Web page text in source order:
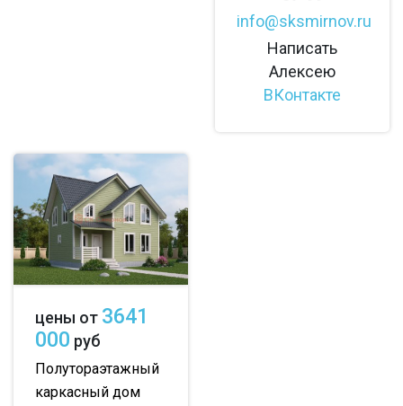
info@sksmirnov.ru
Написать
Алексею
ВКонтакте
цены от 3641
000 руб
Полутораэтажный
каркасный дом